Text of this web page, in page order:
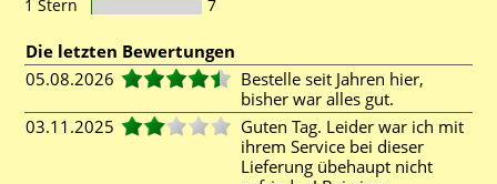
1 Stern
7
Die letzten Bewertungen
05.08.2026
Bestelle seit Jahren hier,
bisher war alles gut.
03.11.2025
Guten Tag. Leider war ich mit
ihrem Service bei dieser
Lieferung übehaupt nicht